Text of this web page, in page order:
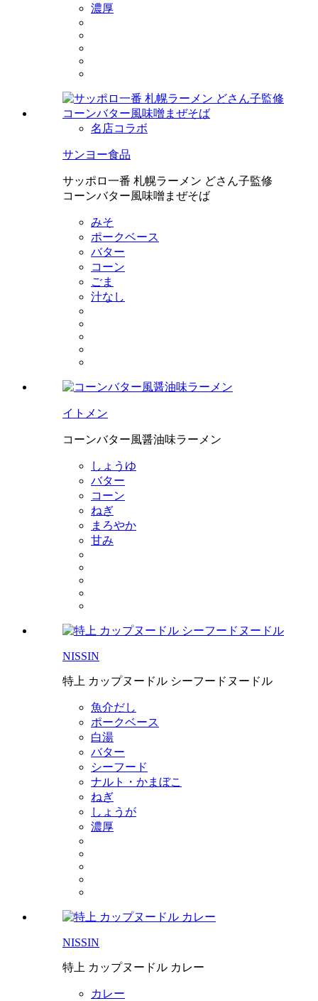
濃厚
名店コラボ
サンヨー食品
サッポロ一番 札幌ラーメン どさん子監修
コーンバター風味噌まぜそば
みそ
ポークベース
バター
コーン
ごま
汁なし
イトメン
コーンバター風醤油味ラーメン
しょうゆ
バター
コーン
ねぎ
まろやか
甘み
NISSIN
特上 カップヌードル シーフードヌードル
魚介だし
ポークベース
白湯
バター
シーフード
ナルト・かまぼこ
ねぎ
しょうが
濃厚
NISSIN
特上 カップヌードル カレー
カレー